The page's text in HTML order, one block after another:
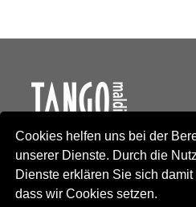
Cookies helfen uns bei der
unserer Dienste. Durch die
Dienste erklären Sie sich
dass wir Cookies setzen.
Newsletteranmeldung
Newsletterabmeldung
Social Media